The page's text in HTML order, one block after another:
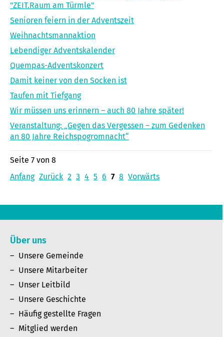
"ZEIT.Raum am Türmle"
Senioren feiern in der Adventszeit
Weihnachtsmannaktion
Lebendiger Adventskalender
Quempas-Adventskonzert
Damit keiner von den Socken ist
Taufen mit Tiefgang
Wir müssen uns erinnern – auch 80 Jahre später!
Veranstaltung: „Gegen das Vergessen – zum Gedenken
an 80 Jahre Reichspogromnacht“
Seite 7 von 8
Anfang Zurück 2 3 4 5 6 7 8 Vorwärts
Über uns
Unsere Gemeinde
Unsere Mitarbeiter
Unser Leitbild
Unsere Geschichte
Häufig gestellte Fragen
Mitglied werden